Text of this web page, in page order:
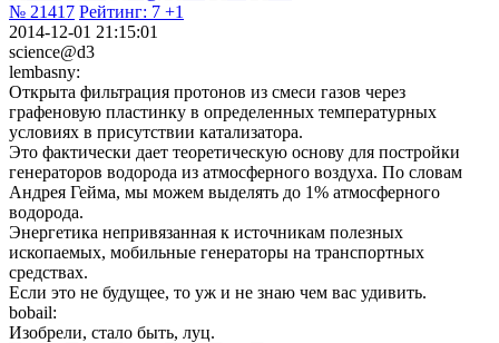
№ 21417 Рейтинг: 7 +1
2014-12-01 21:15:01
science@d3
lembasny:
Открыта фильтрация протонов из смеси газов через
графеновую пластинку в определенных температурных
условиях в присутствии катализатора.
Это фактически дает теоретическую основу для постройки
генераторов водорода из атмосферного воздуха. По словам
Андрея Гейма, мы можем выделять до 1% атмосферного
водорода.
Энергетика непривязанная к источникам полезных
ископаемых, мобильные генераторы на транспортных
средствах.
Если это не будущее, то уж и не знаю чем вас удивить.
bobail:
Изобрели, стало быть, луц.